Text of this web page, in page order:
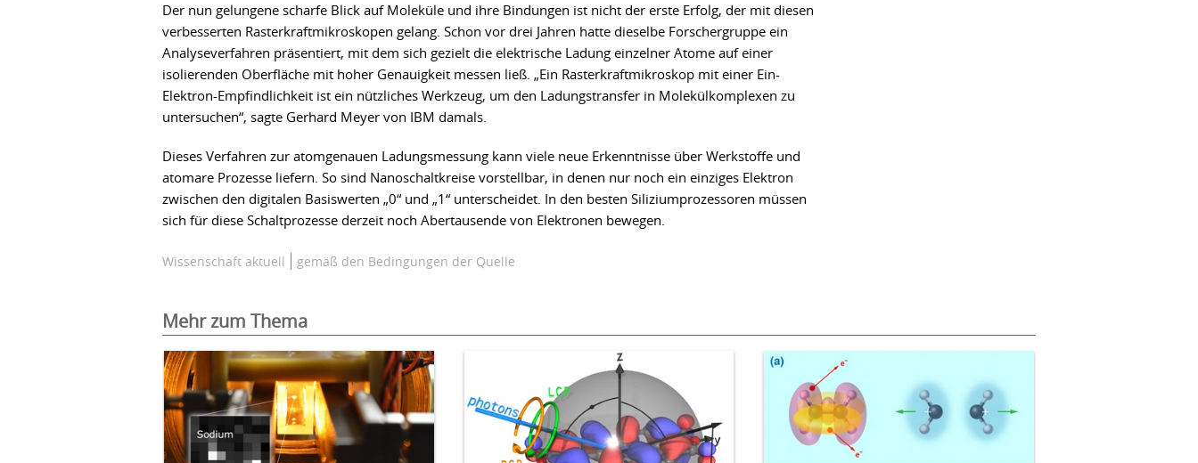
Der nun gelungene scharfe Blick auf Moleküle und ihre Bindungen ist nicht der erste Erfolg, der mit diesen
verbesserten Rasterkraftmikroskopen gelang. Schon vor drei Jahren hatte dieselbe Forschergruppe ein
Analyseverfahren präsentiert, mit dem sich gezielt die elektrische Ladung einzelner Atome auf einer
isolierenden Oberfläche mit hoher Genauigkeit messen ließ. „Ein Rasterkraftmikroskop mit einer Ein-
Elektron-Empfindlichkeit ist ein nützliches Werkzeug, um den Ladungstransfer in Molekülkomplexen zu
untersuchen“, sagte Gerhard Meyer von IBM damals.
Dieses Verfahren zur atomgenauen Ladungsmessung kann viele neue Erkenntnisse über Werkstoffe und
atomare Prozesse liefern. So sind Nanoschaltkreise vorstellbar, in denen nur noch ein einziges Elektron
zwischen den digitalen Basiswerten „0“ und „1“ unterscheidet. In den besten Siliziumprozessoren müssen
sich für diese Schaltprozesse derzeit noch Abertausende von Elektronen bewegen.
Wissenschaft aktuell gemäß den Bedingungen der Quelle
Mehr zum Thema